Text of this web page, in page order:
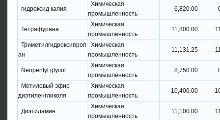
гидроксид калия
Химическая
промышленность
6,820.00
Тетрафурана
Химическая
промышленность
11,800.00
Триметилгидроксипроп
ан
Химическая
промышленность
11,131.25
Neopentyl glycol
Химическая
промышленность
8,750.00
Метиловый эфир
диэтиленгликоля
Химическая
промышленность
10,400.00
Диэтиламин
Химическая
промышленность
11,100.00